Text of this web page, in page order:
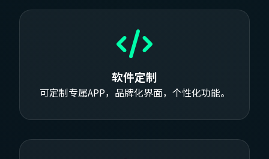
软件定制
可定制专属APP，品牌化界面，个性化功能。